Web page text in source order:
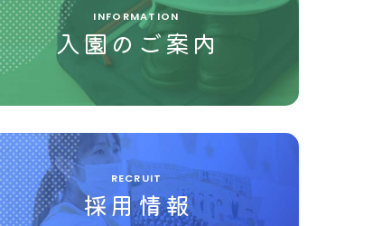
INFORMATION
入園のご案内
RECRUIT
採用情報